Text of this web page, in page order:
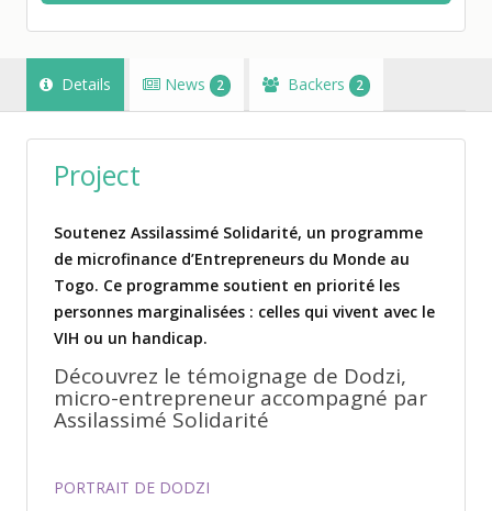
Details News 2 Backers 2
Project
Soutenez Assilassimé Solidarité, un programme
de microfinance d’Entrepreneurs du Monde au
Togo. Ce programme soutient en priorité les
personnes marginalisées : celles qui vivent avec le
VIH ou un handicap.
Découvrez le témoignage de Dodzi,
micro-entrepreneur accompagné par
Assilassimé Solidarité
PORTRAIT DE DODZI